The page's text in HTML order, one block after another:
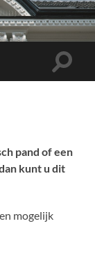
Toggle
pand of een
kunt u dit
mogelijk